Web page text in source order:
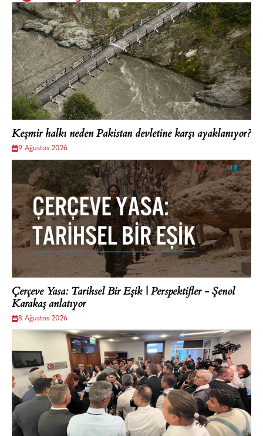
Keşmir halkı neden Pakistan devletine karşı ayaklanıyor?
9 Ağustos 2026
Çerçeve Yasa: Tarihsel Bir Eşik | Perspektifler - Şenol
Karakaş anlatıyor
8 Ağustos 2026